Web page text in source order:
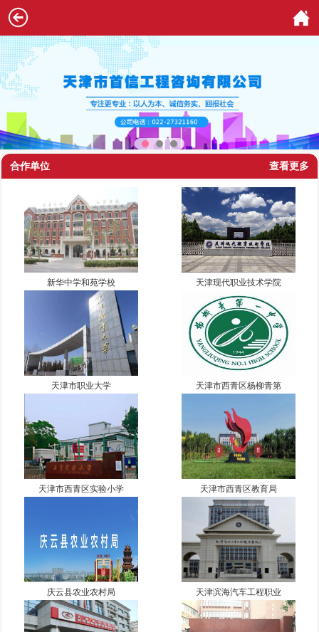
查看更多
合作单位
新华中学和苑学校 天津现代职业技术学院
天津市职业大学 天津市西青区杨柳青第
天津市西青区实验小学 天津市西青区教育局
庆云县农业农村局 天津滨海汽车工程职业